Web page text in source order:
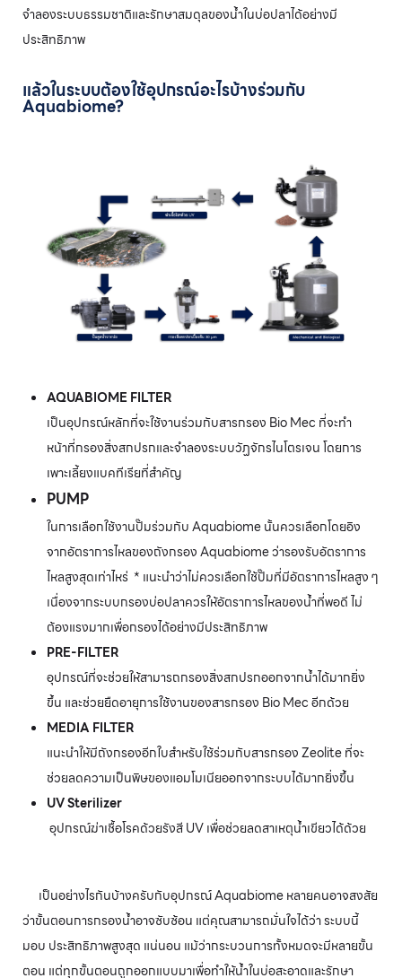
จำลองระบบธรรมชาติและรักษาสมดุลของน้ำในบ่อปลาได้อย่างมี
ประสิทธิภาพ
แล้วในระบบต้องใช้อุปกรณ์อะไรบ้างร่วมกับ
Aquabiome?
AQUABIOME FILTER
เป็นอุปกรณ์หลักที่จะใช้งานร่วมกับสารกรอง Bio Mec ที่จะทำ
หน้าที่กรองสิ่งสกปรกและจำลองระบบวัฏจักรไนโตรเจน โดยการ
เพาะเลี้ยงแบคทีเรียที่สำคัญ
PUMP
ในการเลือกใช้งานปั๊มร่วมกับ Aquabiome นั้นควรเลือกโดยอิง
จากอัตราการไหลของถังกรอง Aquabiome ว่ารองรับอัตราการ
ไหลสูงสุดเท่าไหร่ * แนะนำว่าไม่ควรเลือกใช้ปั๊มที่มีอัตราการไหลสูง ๆ
เนื่องจากระบบกรองบ่อปลาควรให้อัตราการไหลของน้ำที่พอดี ไม่
ต้องแรงมากเพื่อกรองได้อย่างมีประสิทธิภาพ
PRE-FILTER
อุปกรณ์ที่จะช่วยให้สามารถกรองสิ่งสกปรกออกจากน้ำได้มากยิ่ง
ขึ้น และช่วยยืดอายุการใช้งานของสารกรอง Bio Mec อีกด้วย
MEDIA FILTER
แนะนำให้มีถังกรองอีกใบสำหรับใช้ร่วมกับสารกรอง Zeolite ที่จะ
ช่วยลดความเป็นพิษของแอมโมเนียออกจากระบบได้มากยิ่งขึ้น
UV Sterilizer
อุปกรณ์ฆ่าเชื้อโรคด้วยรังสี UV เพื่อช่วยลดสาเหตุน้ำเขียวได้ด้วย
เป็นอย่างไรกันบ้างครับกับอุปกรณ์ Aquabiome หลายคนอาจสงสัย
ว่าขั้นตอนการกรองน้ำอาจซับซ้อน แต่คุณสามารถมั่นใจได้ว่า ระบบนี้
มอบ ประสิทธิภาพสูงสุด แน่นอน แม้ว่ากระบวนการทั้งหมดจะมีหลายขั้น
ตอน แต่ทุกขั้นตอนถูกออกแบบมาเพื่อทำให้น้ำในบ่อสะอาดและรักษา